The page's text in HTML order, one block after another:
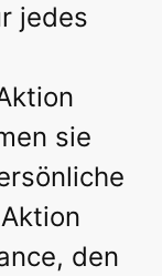
jedes
sie
den